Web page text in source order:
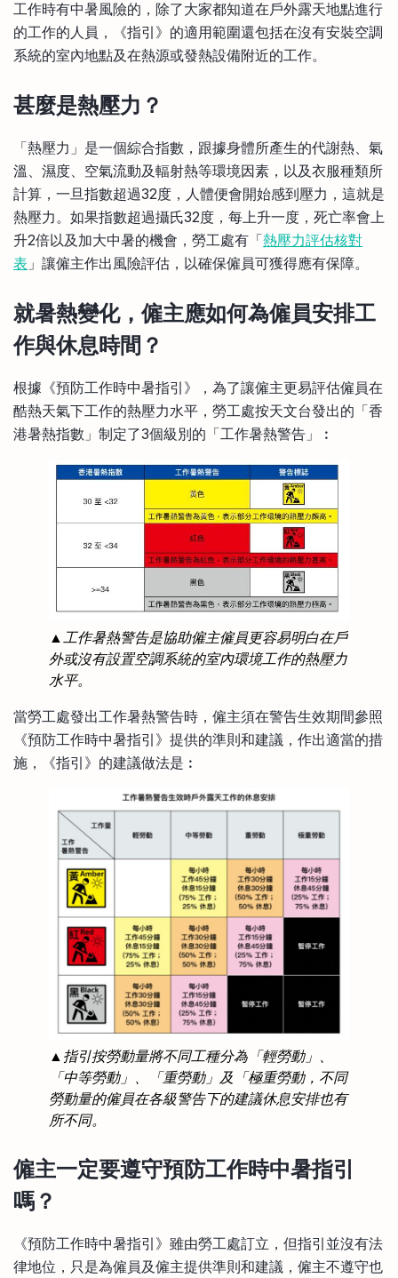
工作時有中暑風險的，除了大家都知道在戶外露天地點進行
的工作的人員，《指引》的適用範圍還包括在沒有安裝空調
系統的室內地點及在熱源或發熱設備附近的工作。
甚麼是熱壓力？
「熱壓力」是一個綜合指數，跟據身體所產生的代謝熱、氣
溫、濕度、空氣流動及輻射熱等環境因素，以及衣服種類所
計算，一旦指數超過32度，人體便會開始感到壓力，這就是
熱壓力。如果指數超過攝氏32度，每上升一度，死亡率會上
升2倍以及加大中暑的機會，勞工處有「熱壓力評估核對
表 」讓僱主作出風險評估，以確保僱員可獲得應有保障。
就暑熱變化，僱主應如何為僱員安排工
作與休息時間？
根據《預防工作時中暑指引》，為了讓僱主更易評估僱員在
酷熱天氣下工作的熱壓力水平，勞工處按天文台發出的「香
港暑熱指數」制定了3個級別的「工作暑熱警告」︰
▲工作暑熱警告是協助僱主僱員更容易明白在戶
外或沒有設置空調系統的室內環境工作的熱壓力
水平。
當勞工處發出工作暑熱警告時，僱主須在警告生效期間參照
《預防工作時中暑指引》提供的準則和建議，作出適當的措
施，《指引》的建議做法是︰
▲指引按勞動量將不同工種分為「輕勞動」、
「中等勞動」、「重勞動」及「極重勞動，不同
勞動量的僱員在各級警告下的建議休息安排也有
所不同。
僱主一定要遵守預防工作時中暑指引
嗎？
《預防工作時中暑指引》雖由勞工處訂立，但指引並沒有法
律地位，只是為僱員及僱主提供準則和建議，僱主不遵守也